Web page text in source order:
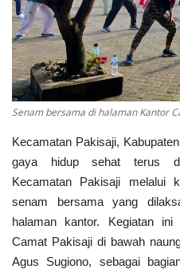
Olahraga
Kesehatan
Layanan Publik
Perempuan/Anak
Senam bersama di halaman Kantor
Kecamatan Pakisaji,
gaya hidup sehat terus
Kecamatan Pakisaji melalui
senam bersama yang
halaman kantor. Kegiatan
Camat Pakisaji di bawah
Agus Sugiono, sebagai